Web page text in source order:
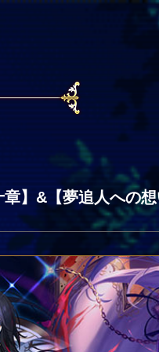
】&【夢追人への